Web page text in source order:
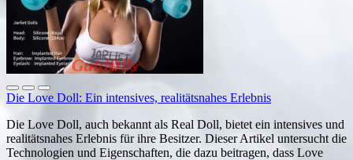
Die Love Doll: Ein intensives, realitätsnahes Erlebnis
Die Love Doll, auch bekannt als Real Doll, bietet ein intensives und
realitätsnahes Erlebnis für ihre Besitzer. Dieser Artikel untersucht die
Technologien und Eigenschaften, die dazu beitragen, dass Love